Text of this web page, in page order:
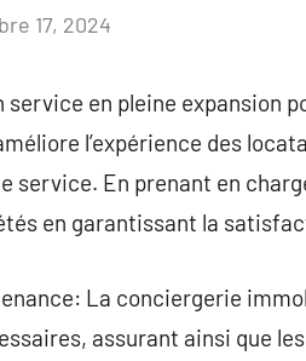
17, 2024
en pleine expansion
l’expérience des
service. En prenant en
en garantissant la
La conciergerie
assurant ainsi que